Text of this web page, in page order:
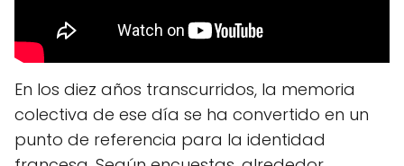
En los diez años transcurridos, la memoria
colectiva de ese día se ha convertido en un
punto de referencia para la identidad